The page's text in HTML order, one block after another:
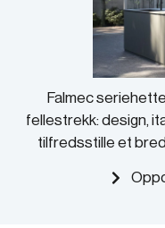
Falmec
fellestrekk: design,
tilfredsstille et